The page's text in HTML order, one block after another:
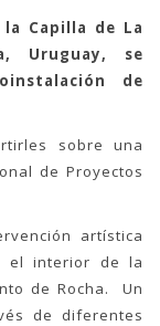
Capilla de La
Uruguay, se
de
sobre una
de Proyectos
artística
el interior de la
de Rocha. Un
de diferentes